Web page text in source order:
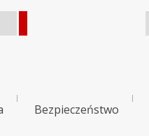
Bezpieczeństwo